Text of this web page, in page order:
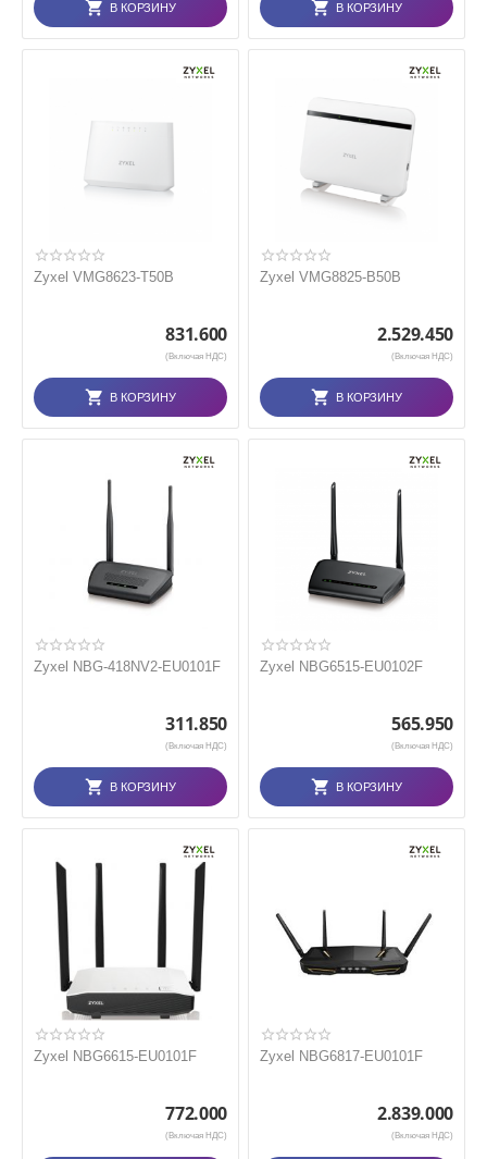
В КОРЗИНУ В КОРЗИНУ
Zyxel VMG8623-T50B
831.600
(Включая НДС)
В КОРЗИНУ
Zyxel VMG8825-B50B
2.529.450
(Включая НДС)
В КОРЗИНУ
Zyxel NBG-418NV2-EU0101F
311.850
(Включая НДС)
В КОРЗИНУ
Zyxel NBG6515-EU0102F
565.950
(Включая НДС)
В КОРЗИНУ
Zyxel NBG6615-EU0101F
772.000
(Включая НДС)
Zyxel NBG6817-EU0101F
2.839.000
(Включая НДС)